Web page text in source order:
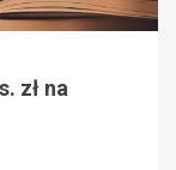
zł na